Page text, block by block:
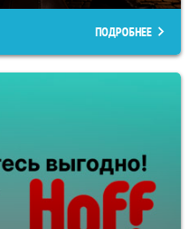
ПОДРОБНЕЕ